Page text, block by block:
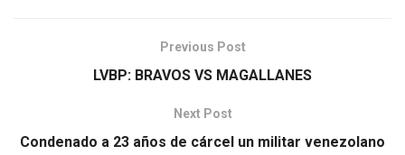
Previous Post
LVBP: BRAVOS VS MAGALLANES
Next Post
Condenado a 23 años de cárcel un militar venezolano